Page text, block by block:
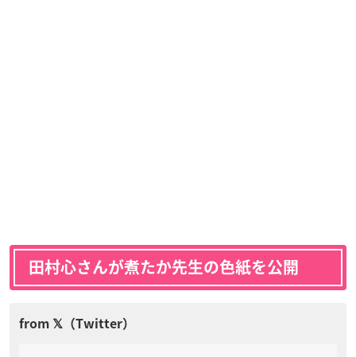
田村心さんが煮たか先生の色紙を公開